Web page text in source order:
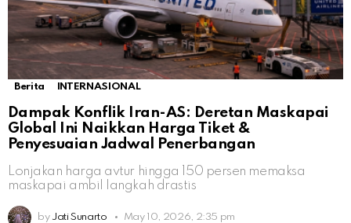
Berita INTERNASIONAL
Dampak Konflik Iran-AS: Deretan Maskapai
Global Ini Naikkan Harga Tiket &
Penyesuaian Jadwal Penerbangan
Lonjakan harga avtur hingga 150 persen memaksa
maskapai ambil langkah drastis
by Jati Sunarto May 10, 2026, 2:35 pm